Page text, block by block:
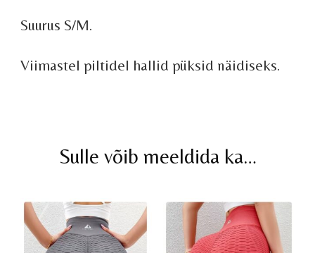
Suurus S/M.
Viimastel piltidel hallid püksid näidiseks.
Sulle võib meeldida ka…